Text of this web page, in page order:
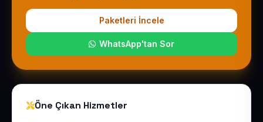
Paketleri İncele
WhatsApp'tan Sor
Öne Çıkan Hizmetler